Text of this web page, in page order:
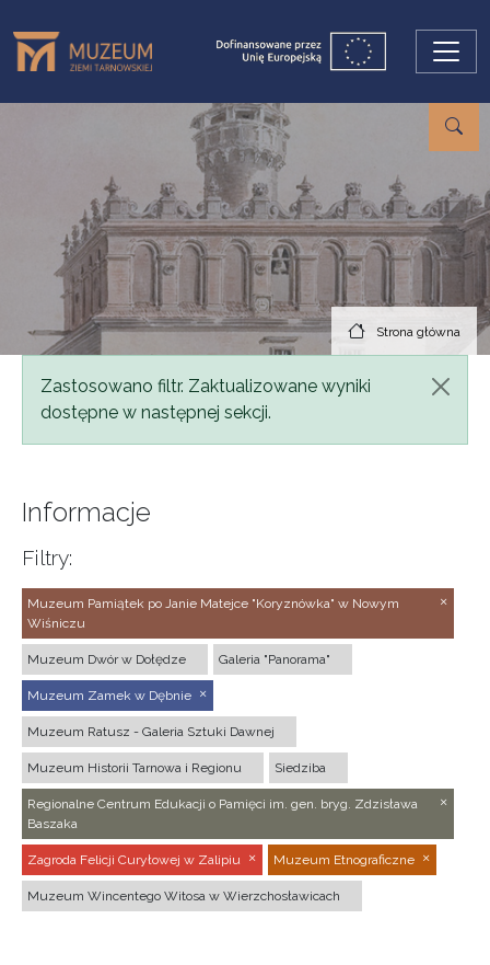
Strona główna
Komunikat
Zastosowano filtr. Zaktualizowane wyniki
dostępne w następnej sekcji.
Informacje
Filtry:
Muzeum Pamiątek po Janie Matejce "Koryznówka" w Nowym
Wiśniczu
Muzeum Dwór w Dołędze Galeria "Panorama"
Muzeum Zamek w Dębnie
Muzeum Ratusz - Galeria Sztuki Dawnej
Muzeum Historii Tarnowa i Regionu Siedziba
Regionalne Centrum Edukacji o Pamięci im. gen. bryg. Zdzisława
Baszaka
Zagroda Felicji Curyłowej w Zalipiu Muzeum Etnograficzne
Muzeum Wincentego Witosa w Wierzchosławicach